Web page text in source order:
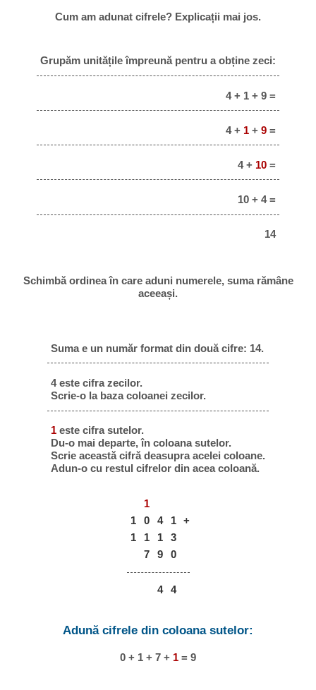
Cum am adunat cifrele? Explicații mai jos.
Grupăm unitățile împreună pentru a obține zeci:
4 + 1 + 9 =
4 + 1 + 9 =
4 + 10 =
10 + 4 =
14
Schimbă ordinea în care aduni numerele, suma rămâne
aceeași.
Suma e un număr format din două cifre: 14.
4 este cifra zecilor.
Scrie-o la baza coloanei zecilor.
1 este cifra sutelor.
Du-o mai departe, în coloana sutelor.
Scrie această cifră deasupra acelei coloane.
Adun-o cu restul cifrelor din acea coloană.
1
1
0 4 1
+
1
1 1
3
7
9 0
4 4
Adună cifrele din coloana sutelor:
0 + 1 + 7 + 1 = 9